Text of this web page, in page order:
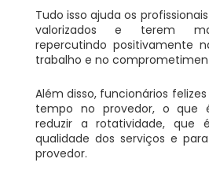
Tudo isso ajuda os
valorizados e terem
repercutindo positivamente
trabalho e no
Além disso, funcionários
tempo no provedor, o que
reduzir a rotatividade, que
qualidade dos serviços e
provedor.